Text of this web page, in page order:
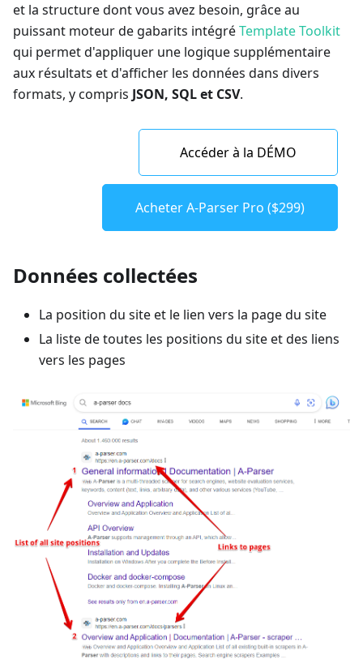
et la structure dont vous avez besoin, grâce au
puissant moteur de gabarits intégréTemplate Toolkit
qui permet d'appliquer une logique supplémentaire
aux résultats et d'afficher les données dans divers
formats, y compris JSON, SQL et CSV.
Accéder à la DÉMO
Acheter A-Parser Pro ($299)
Données collectées
La position du site et le lien vers la page du site
La liste de toutes les positions du site et des liens
vers les pages